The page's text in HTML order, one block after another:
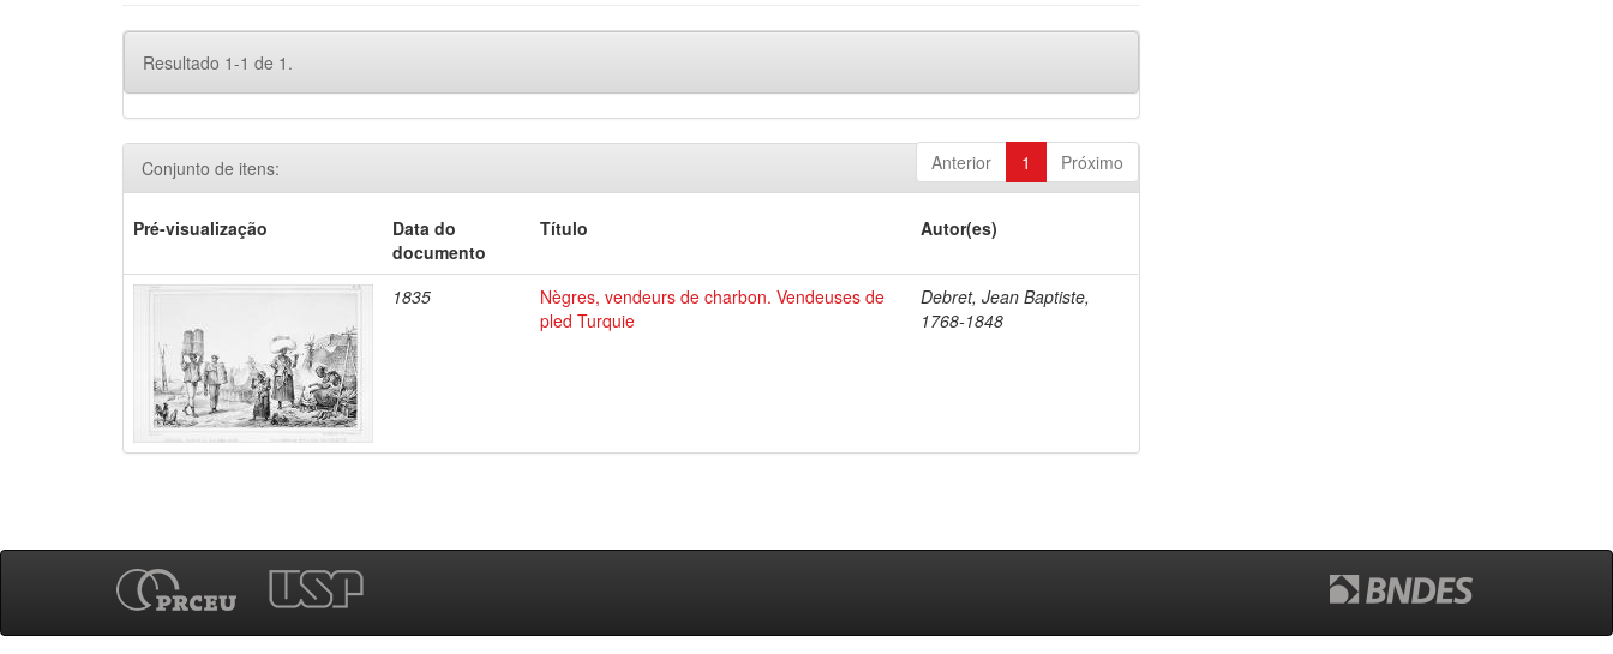
Resultado 1-1 de 1.
Anterior 1 Próximo
Conjunto de itens:
Pré-visualização
Data do
documento
Título Autor(es)
1835
Nègres, vendeurs de charbon. Vendeuses de
pled Turquie
Debret, Jean Baptiste,
1768-1848